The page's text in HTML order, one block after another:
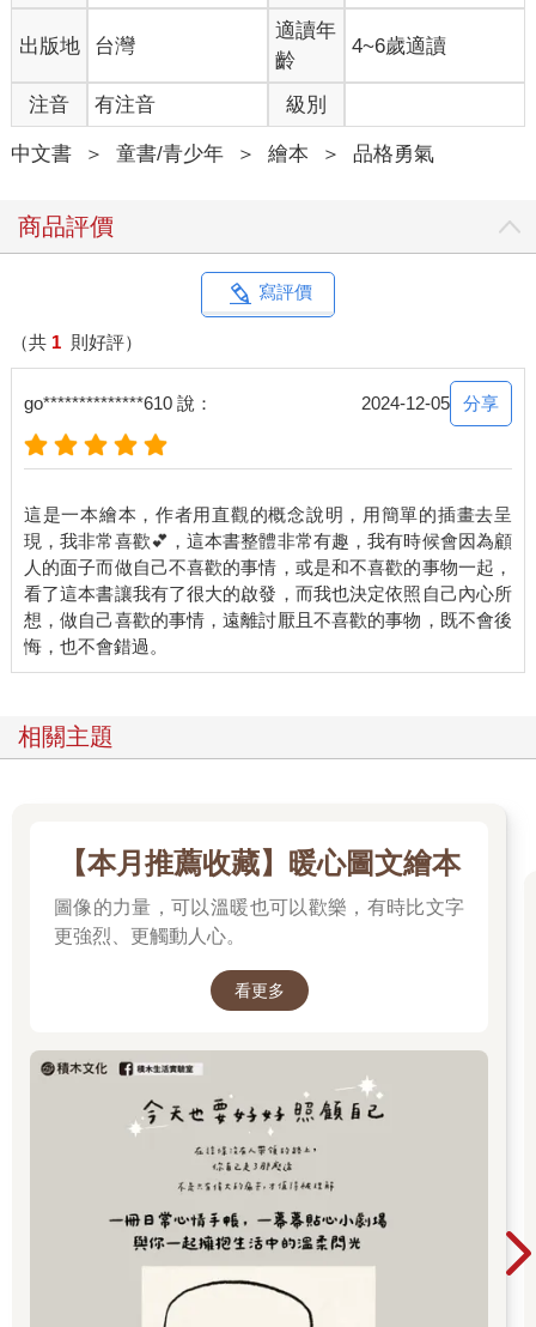
出版地 台灣
適讀年
齡
4~6歲適讀
注音 有注音 級別
中文書 ＞ 童書/青少年 ＞ 繪本 ＞ 品格勇氣
商品評價
寫評價
（共 1 則好評）
go**************610 說： 2024-12-05 分享
這是一本繪本，作者用直觀的概念說明，用簡單的插畫去呈
現，我非常喜歡💕，這本書整體非常有趣，我有時候會因為顧
人的面子而做自己不喜歡的事情，或是和不喜歡的事物一起，
看了這本書讓我有了很大的啟發，而我也決定依照自己內心所
想，做自己喜歡的事情，遠離討厭且不喜歡的事物，既不會後
相關主題
【本月推薦收藏】暖心圖文繪本
圖像的力量，可以溫暖也可以歡樂，有時比文字
更強烈、更觸動人心。
看更多